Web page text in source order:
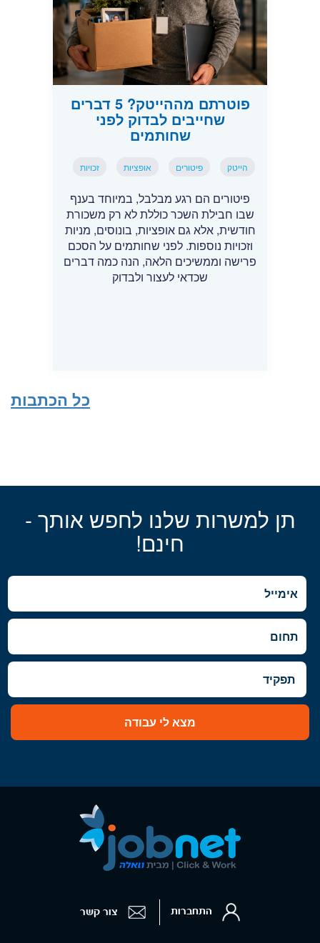
פוטרתם מההייטק? 5 דברים
שחייבים לבדוק לפני
שחותמים
הייטק פיטורים אופציות זכויות
פיטורים הם רגע מבלבל, במיוחד בענף
שבו חבילת השכר כוללת לא רק משכורת
חודשית, אלא גם אופציות, בונוסים, מניות
וזכויות נוספות. לפני שחותמים על הסכם
פרישה וממשיכים הלאה, הנה כמה דברים
שכדאי לעצור ולבדוק
כל הכתבות
תן למשרות שלנו לחפש אותך -
חינם!
מצא לי עבודה